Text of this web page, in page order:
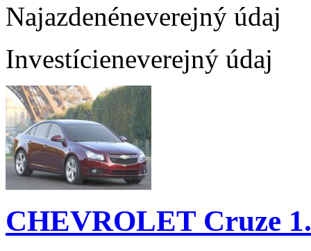
Najazdenéneverejný údaj
Investícieneverejný údaj
CHEVROLET Cruze